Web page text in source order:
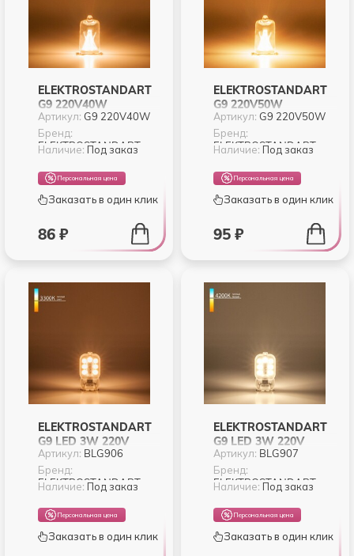
ELEKTROSTANDART
G9 220V40W
Артикул: G9 220V40W
Бренд:
ELEKTROSTANDART
Наличие: Под заказ
Персональная цена
Заказать в один клик
86 ₽
ELEKTROSTANDART
G9 220V50W
Артикул:G9 220V50W
Бренд:
ELEKTROSTANDART
Наличие: Под заказ
Персональная цена
Заказать в один клик
95 ₽
ELEKTROSTANDART
G9 LED 3W 220V
3300K (BLG906)
Артикул: BLG906
Бренд:
ELEKTROSTANDART
Наличие: Под заказ
Персональная цена
Заказать в один клик
ELEKTROSTANDART
G9 LED 3W 220V
4200K (BLG907)
Артикул: BLG907
Бренд:
ELEKTROSTANDART
Наличие: Под заказ
Персональная цена
Заказать в один клик